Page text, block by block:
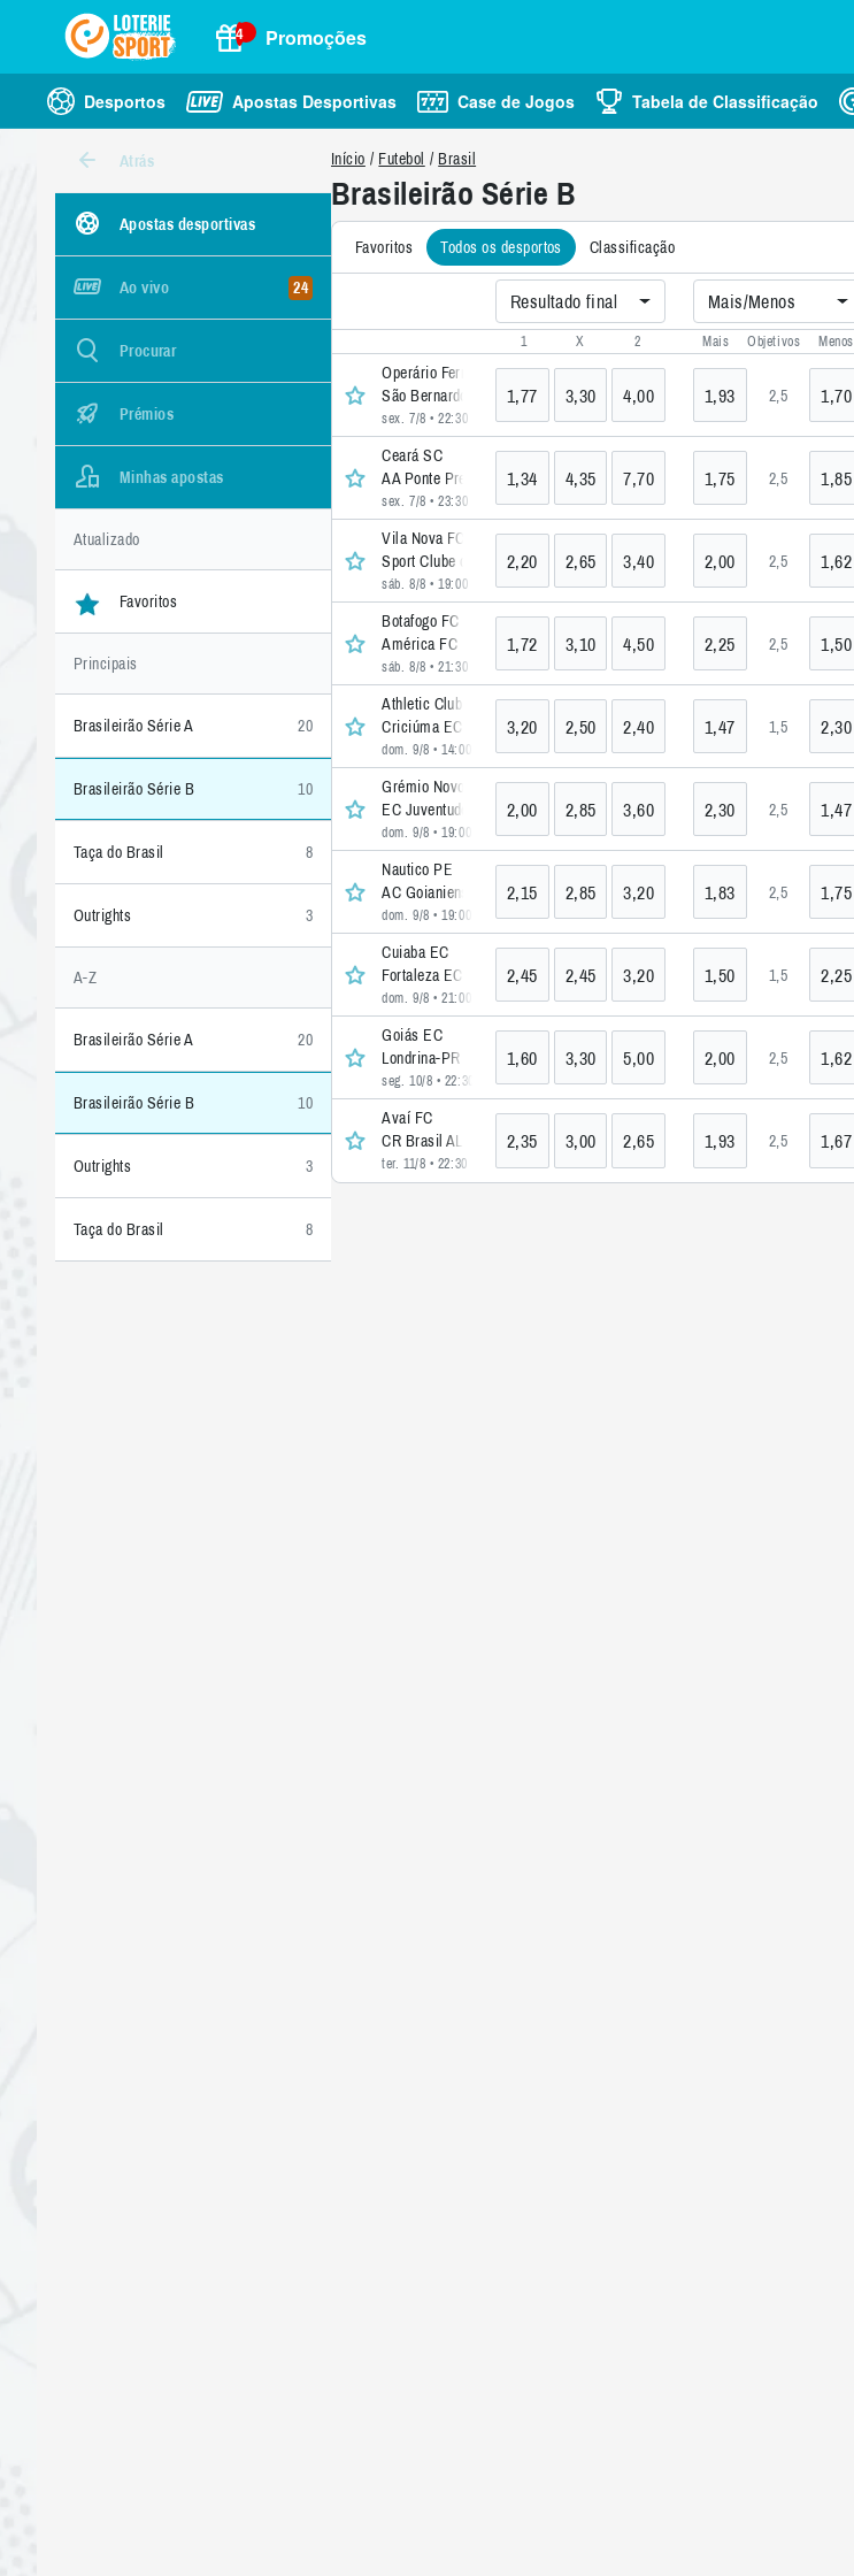
4 Promoções
Desportos Apostas Desportivas Case de Jogos Tabela de Classificação
Atrás
Apostas desportivas
Ao vivo 24
Procurar
Prémios
Minhas apostas
Atualizado
Favoritos
Principais
Brasileirão Série A 20
Brasileirão Série B 10
Taça do Brasil 8
Outrights 3
A-Z
Brasileirão Série A 20
Brasileirão Série B 10
Outrights 3
Taça do Brasil 8
Início Futebol Brasil
Brasileirão Série B
Favoritos Todos os desportos Classificação
Resultado final Mais/Menos
1 X 2 Mais Objetivos Menos
Operário Ferroviário EC PR
São Bernardo FC
sex. 7/8 • 22:30 • 42 >>
1,77 3,30 4,00 1,93 2,5 1,70
Ceará SC
AA Ponte Preta SP
sex. 7/8 • 23:30 • 40 >>
1,34 4,35 7,70 1,75 2,5 1,85
Vila Nova FC GO
Sport Clube do Recife
sáb. 8/8 • 19:00 • 36 >>
2,20 2,65 3,40 2,00 2,5 1,62
Botafogo FC SP
América FC
sáb. 8/8 • 21:30 • 35 >>
1,72 3,10 4,50 2,25 2,5 1,50
Athletic Club SJDR MG
Criciúma EC SC
dom. 9/8 • 14:00 • 37 >>
3,20 2,50 2,40 1,47 1,5 2,30
Grémio Novorizontino SP
EC Juventude
dom. 9/8 • 19:00 • 35 >>
2,00 2,85 3,60 2,30 2,5 1,47
Nautico PE
AC Goianiense
dom. 9/8 • 19:00 • 36 >>
2,15 2,85 3,20 1,83 2,5 1,75
Cuiaba EC
Fortaleza EC
dom. 9/8 • 21:00 • 36 >>
2,45 2,45 3,20 1,50 1,5 2,25
Goiás EC
Londrina-PR
seg. 10/8 • 22:30 • 36 >>
1,60 3,30 5,00 2,00 2,5 1,62
Avaí FC
CR Brasil AL
ter. 11/8 • 22:30 • 36 >>
2,35 3,00 2,65 1,93 2,5 1,67